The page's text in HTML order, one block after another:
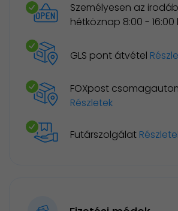
Személyesen az
hétköznap 8:00 -
GLS pont átvétel
FOXpost
Részletek
Futárszolgálat